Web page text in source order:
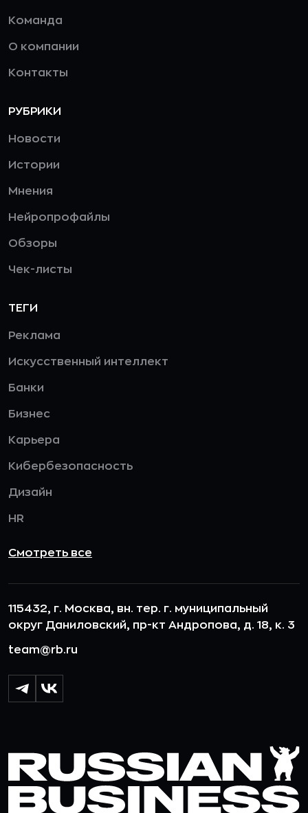
Команда
О компании
Контакты
РУБРИКИ
Новости
Истории
Мнения
Нейропрофайлы
Обзоры
Чек-листы
ТЕГИ
Реклама
Искусственный интеллект
Банки
Бизнес
Карьера
Кибербезопасность
Дизайн
HR
Смотреть все
115432, г. Москва, вн. тер. г. муниципальный
округ Даниловский, пр-кт Андропова, д. 18, к. 3
team@rb.ru